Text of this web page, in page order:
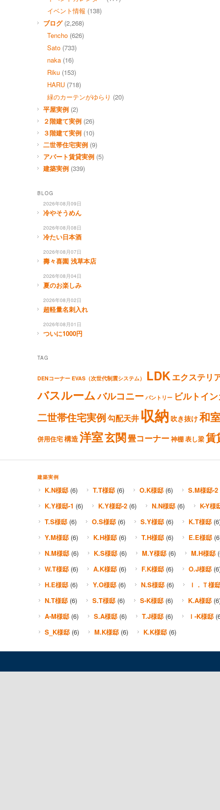
イベント情報 (138)
ブログ(2,268)
Tencho (626)
Sato (733)
naka (16)
Riku (153)
HARU (718)
緑のカーテンがゆらり (20)
平屋実例 (2)
２階建て実例 (26)
３階建て実例 (10)
二世帯住宅実例 (9)
アパート賃貸実例 (5)
建築実例 (339)
BLOG
2026年08月09日
冷やそうめん
2026年08月08日
冷たい日本酒
2026年08月07日
壽々喜園 浅草本店
2026年08月04日
夏のお楽しみ
2026年08月02日
超軽量名刺入れ
2026年08月01日
ついに1000円
TAG
DENコーナー EVAS（次世代制震システム） LDKエクステリ
バスルームバルコニー パントリー ビルトイ
二世帯住宅実例勾配天井 収納 吹き抜け和
併用住宅構造洋室玄関畳コーナー神棚表し梁賃
建築実例
K.N様邸 (6) T.T様邸 (6) O.K様邸 (6) S.M様邸-2
K.Y様邸-1 (6) K.Y様邸-2 (6) N.N様邸 (6)
K-Y様
T.S様邸 (6) O.S様邸 (6) S.Y様邸 (6) K.T様邸
Y.M様邸 (6) K.H様邸 (6) T.H様邸 (6) E.E様邸
N.M様邸 (6) K.S様邸 (6) M.Y様邸 (6) M.H様邸
W.T様邸 (6) A.K様邸 (6) F.K様邸 (6) O.J様邸
H.E様邸 (6) Y.O様邸 (6) N.S様邸 (6)
Ｉ．Ｔ様
N.T様邸 (6) S.T様邸 (6) S-K様邸 (6) K.A様邸
A-M様邸 (6) S.A様邸 (6) T.J様邸 (6) Ｉ-K様邸
S_K様邸 (6) M.K様邸 (6) K.K様邸 (6)